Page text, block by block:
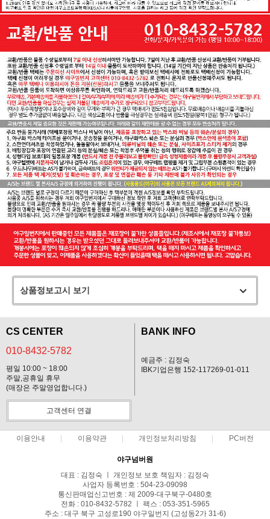
상품정보고시 보기
CS CENTER
010-8432-5782
평일 10:00 ~ 18:00
주말,공휴일 휴무
(매장은 주말영업합니다.)
BANK INFO
예금주 : 김정숙
IBK기업은행 152-117269-01-011
고객센터 연결
이용안내 이용약관 개인정보처리방침 PC버전
야구넘버원
대표 : 김정숙 ㅣ 개인정보 보호 책임자 : 김정숙
사업자 등록번호 : 504-23-09098
통신판매업신고번호 : 제 2009-대구북구-0480호
전화 : 010-8432-5782 ㅣ 팩스 : 053-351-5965
주소 : 대구 북구 고성로190 야구일번지 (고성동2가 31-6)